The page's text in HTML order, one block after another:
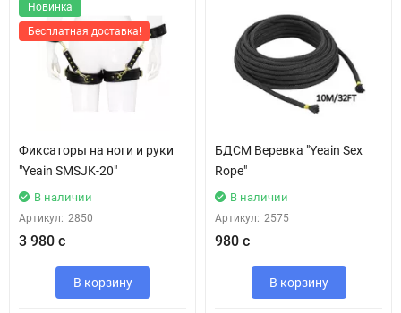
Новинка
Бесплатная доставка!
Фиксаторы на ноги и руки
"Yeain SMSJK-20"
В наличии
Артикул: 2850
3 980 с
В корзину
БДСМ Веревка "Yeain Sex
Rope"
В наличии
Артикул: 2575
980 с
В корзину